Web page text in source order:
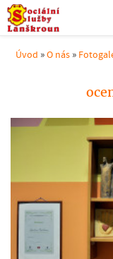
Úvod »O nás »